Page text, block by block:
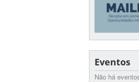
Eventos
Não há